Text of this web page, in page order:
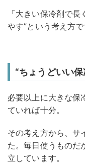
「大きい保冷剤で
やす”という考え方で
“ちょうどいい
必要以上に大きな保
ていれば十分。
その考え方から、サ
た。毎日使うものだ
立しています。